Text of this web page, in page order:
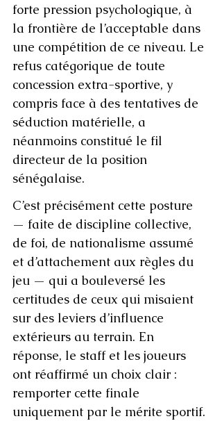
forte pression psychologique, à
la frontière de l’acceptable dans
une compétition de ce niveau. Le
refus catégorique de toute
concession extra-sportive, y
compris face à des tentatives de
séduction matérielle, a
néanmoins constitué le fil
directeur de la position
sénégalaise.
C’est précisément cette posture
— faite de discipline collective,
de foi, de nationalisme assumé
et d’attachement aux règles du
jeu — qui a bouleversé les
certitudes de ceux qui misaient
sur des leviers d’influence
extérieurs au terrain. En
réponse, le staff et les joueurs
ont réaffirmé un choix clair :
remporter cette finale
uniquement par le mérite sportif.